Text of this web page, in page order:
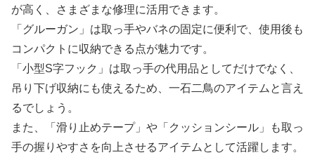
が高く、さまざまな修理に活用できます。
「グルーガン」は取っ手やバネの固定に便利で、使用後も
コンパクトに収納できる点が魅力です。
「小型S字フック」は取っ手の代用品としてだけでなく、
吊り下げ収納にも使えるため、一石二鳥のアイテムと言え
るでしょう。
また、「滑り止めテープ」や「クッションシール」も取っ
手の握りやすさを向上させるアイテムとして活躍します。